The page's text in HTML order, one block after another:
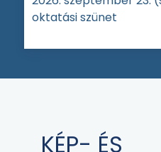
oktatási szünet
KÉP- ÉS